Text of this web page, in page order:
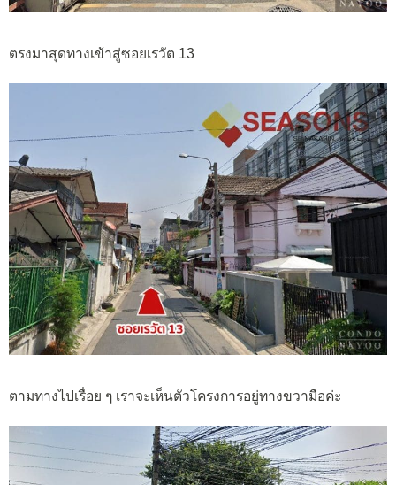
ตรงมาสุดทางเข้าสู่ซอยเรวัต 13
ตามทางไปเรื่อย ๆ เราจะเห็นตัวโครงการอยู่ทางขวามือค่ะ